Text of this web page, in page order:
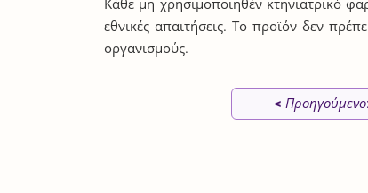
Κάθε μη χρησιμοποιηθέν κτηνιατρικό
εθνικές απαιτήσεις. Το προϊόν δεν
οργανισμούς.
< Προηγούμενο